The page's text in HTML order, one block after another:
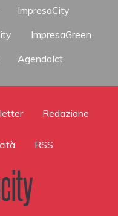
ImpresaCity
ImpresaGreen
AgendaIct
Redazione
RSS